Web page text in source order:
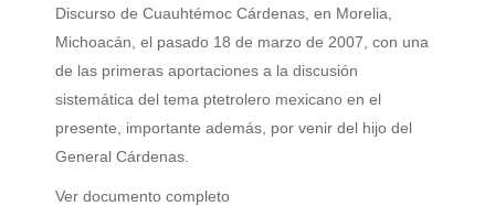
Discurso de Cuauhtémoc Cárdenas, en Morelia,
Michoacán, el pasado 18 de marzo de 2007, con una
de las primeras aportaciones a la discusión
sistemática del tema ptetrolero mexicano en el
presente, importante además, por venir del hijo del
General Cárdenas.
Ver documento completo